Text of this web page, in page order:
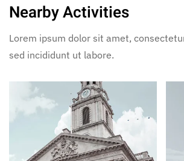
Nearby Activities
Lorem ipsum dolor sit amet,
sed incididunt ut labore.